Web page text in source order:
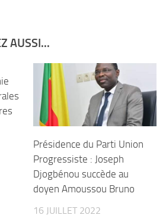
AUSSI...
Présidence du Parti Union
Progressiste : Joseph
Djogbénou succède au
doyen Amoussou Bruno
16 JUILLET 2022